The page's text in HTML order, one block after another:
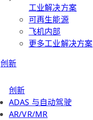
工业解决方案
可再生能源
飞机内部
更多工业解决方案
创新
创新
ADAS 与自动驾驶
AR/VR/MR